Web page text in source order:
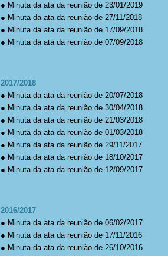
● Minuta da ata da reunião de 23/01/2019
● Minuta da ata da reunião de 27/11/2018
● Minuta da ata da reunião de 17/09/2018
● Minuta da ata da reunião de 07/09/2018
2017/2018
● Minuta da ata da reunião de 20/07/2018
● Minuta da ata da reunião de 30/04/2018
● Minuta da ata da reunião de 21/03/2018
● Minuta da ata da reunião de 01/03/2018
● Minuta da ata da reunião de 29/11/2017
● Minuta da ata da reunião de 18/10/2017
● Minuta da ata da reunião de 12/09/2017
2016/2017
● Minuta da ata da reunião de 06/02/2017
● Minuta da ata da reunião de 17/11/2016
● Minuta da ata da reunião de 26/10/2016